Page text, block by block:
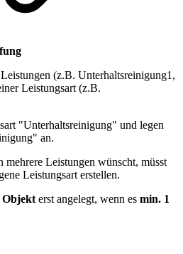
(z.B. Unterhaltsreinigung1,
Leistungsart (z.B.
"Unterhaltsreinigung" und legen
an.
Leistungen wünscht, müsst
Leistungsart erstellen.
Objekt erst angelegt, wenn es min. 1